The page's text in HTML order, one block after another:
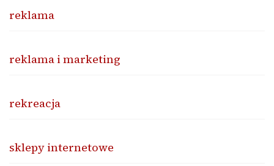
reklama
reklama i marketing
rekreacja
sklepy internetowe